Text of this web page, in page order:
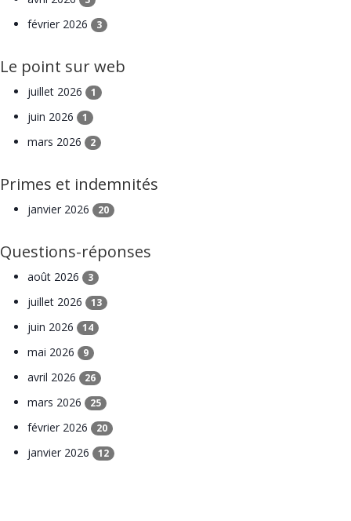
février 2026 3
Le point sur web
juillet 2026 1
juin 2026 1
mars 2026 2
Primes et indemnités
janvier 2026 20
Questions-réponses
août 2026 3
juillet 2026 13
juin 2026 14
mai 2026 9
avril 2026 26
mars 2026 25
février 2026 20
janvier 2026 12